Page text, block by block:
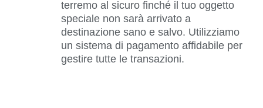
terremo al sicuro finché il tuo oggetto
speciale non sarà arrivato a
destinazione sano e salvo. Utilizziamo
un sistema di pagamento affidabile per
gestire tutte le transazioni.